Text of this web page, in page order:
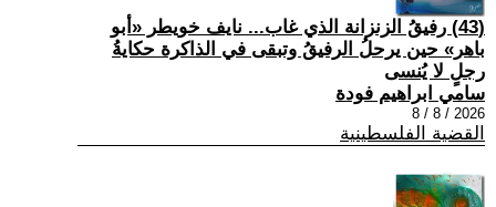
(43) رفيقُ الزنزانة الذي غاب... نايف خويطر «أبو
باهر» حين يرحلُ الرفيقُ وتبقى في الذاكرة حكايةُ
رجلٍ لا يُنسى
سامي ابراهيم فودة
2026 / 8 / 8
القضية الفلسطينية